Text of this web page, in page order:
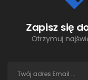
Zapisz się
Otrzymuj